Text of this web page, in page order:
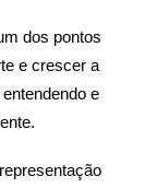
dos pontos
e crescer a
e